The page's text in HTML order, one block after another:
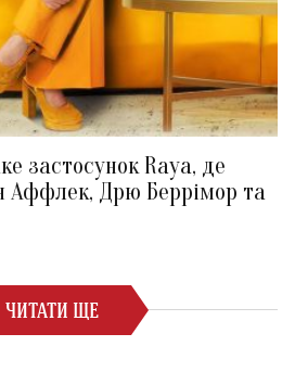
застосунок Raya, де
Аффлек, Дрю Беррімор та
ЧИТАТИ ЩЕ